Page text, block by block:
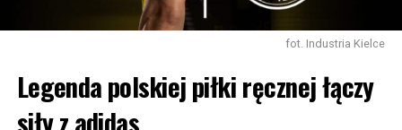
fot. Industria Kielce
Legenda polskiej piłki ręcznej łączy
siły z adidas